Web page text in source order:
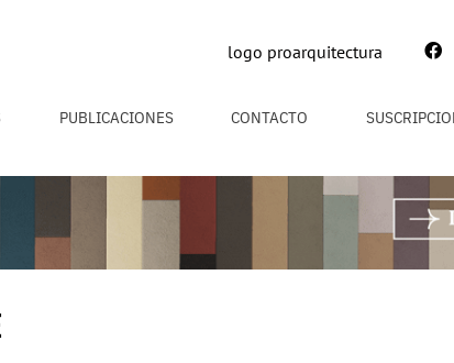
PUBLICACIONES CONTACTO